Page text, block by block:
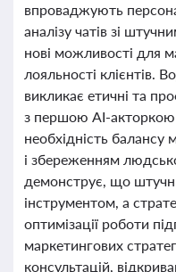
впроваджують
аналізу чатів зі
нові можливості для
лояльності клієнтів.
викликає етичні та
з першою AI-акторкою
необхідність
і збереженням
демонструє, що
інструментом, а
оптимізації роботи
маркетингових
консультацій,